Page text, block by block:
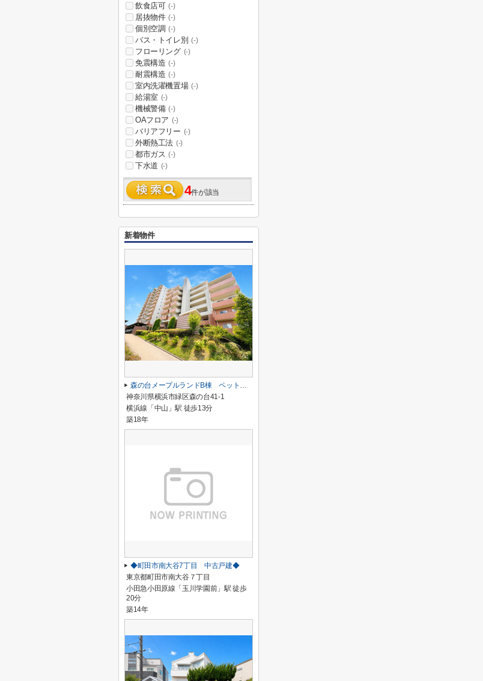
飲食店可 (-)
居抜物件 (-)
個別空調 (-)
バス・トイレ別 (-)
フローリング (-)
免震構造 (-)
耐震構造 (-)
室内洗濯機置場 (-)
給湯室 (-)
機械警備 (-)
OAフロア (-)
バリアフリー (-)
外断熱工法 (-)
都市ガス (-)
下水道 (-)
4件が該当
新着物件
森の台メープルランドB棟 ペット飼育可/専用P・専用庭有/専有スペース110㎡超/中山駅13分/オートロック有
神奈川県横浜市緑区森の台41-1
横浜線「中山」駅 徒歩13分
築18年
◆町田市南大谷7丁目 中古戸建◆
東京都町田市南大谷７丁目
小田急小田原線「玉川学園前」駅 徒歩
20分
築14年